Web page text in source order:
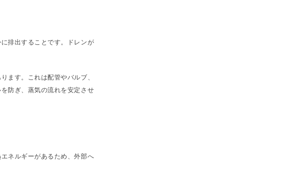
排出することです。ドレンが
ます。これは配管やバルブ、
防ぎ、蒸気の流れを安定させ
ネルギーがあるため、外部へ